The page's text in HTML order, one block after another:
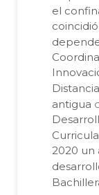
el
antigua
2020 un